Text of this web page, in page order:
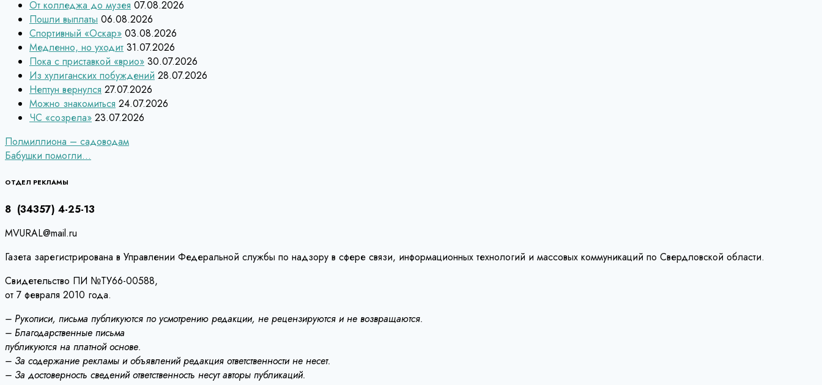
От колледжа до музея 07.08.2026
Пошли выплаты 06.08.2026
Спортивный «Оскар» 03.08.2026
Медленно, но уходит 31.07.2026
Пока с приставкой «врио» 30.07.2026
Из хулиганских побуждений 28.07.2026
Нептун вернулся 27.07.2026
Можно знакомиться 24.07.2026
ЧС «созрела» 23.07.2026
Навигация
по
записям
Полмиллиона – садоводам
Бабушки помогли…
ОТДЕЛ РЕКЛАМЫ
8 (34357) 4-25-13
MVURAL@mail.ru
Газета зарегистрирована в Управлении Федеральной службы по надзору в сфере связи, информационных технологий и массовых коммуникаций по Свердловской области.
Свидетельство ПИ №ТУ66-00588,
от 7 февраля 2010 года.
– Рукописи, письма публикуются по усмотрению редакции, не рецензируются и не возвращаются.
– Благодарственные письма
публикуются на платной основе.
– За содержание рекламы и объявлений редакция ответственности не несет.
– За достоверность сведений ответственность несут авторы публикаций.